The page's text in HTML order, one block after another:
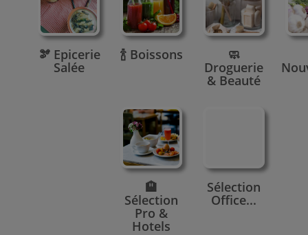
🫘 Epicerie
Salée
🍾 Boissons 🧼
Droguerie
& Beauté
🏨
Sélection
Pro &
Hotels
Sélection
Office...